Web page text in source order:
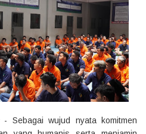
Sebagai wujud nyata komitmen